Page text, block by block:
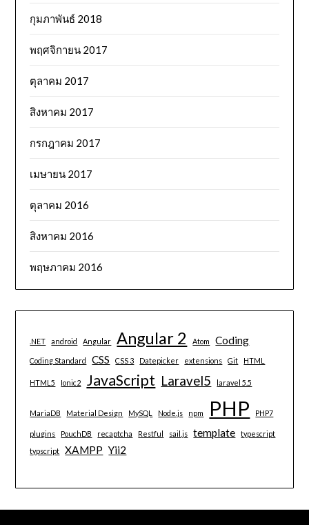
กุมภาพันธ์ 2018
พฤศจิกายน 2017
ตุลาคม 2017
สิงหาคม 2017
กรกฎาคม 2017
เมษายน 2017
ตุลาคม 2016
สิงหาคม 2016
พฤษภาคม 2016
.NET android Angular Angular 2 Atom Coding
Coding Standard CSS CSS 3 Datepicker extensions Git HTML
HTML5 Ionic2 JavaScript Laravel5 laravel 5.5
MariaDB Material Design MySQL Node.js npm PHP PHP7
plugins PouchDB recaptcha Restful sail.js template
typescript
typscript
XAMPP Yii2